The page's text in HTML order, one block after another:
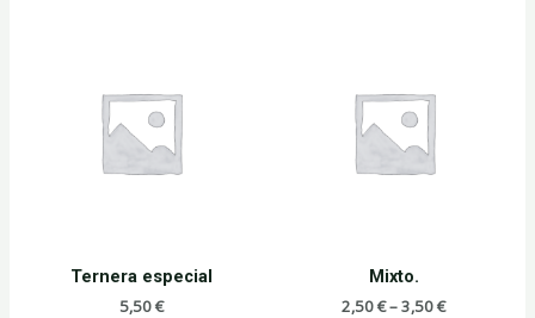
Ternera especial
5,50€
Mixto.
2,50€–3,50€